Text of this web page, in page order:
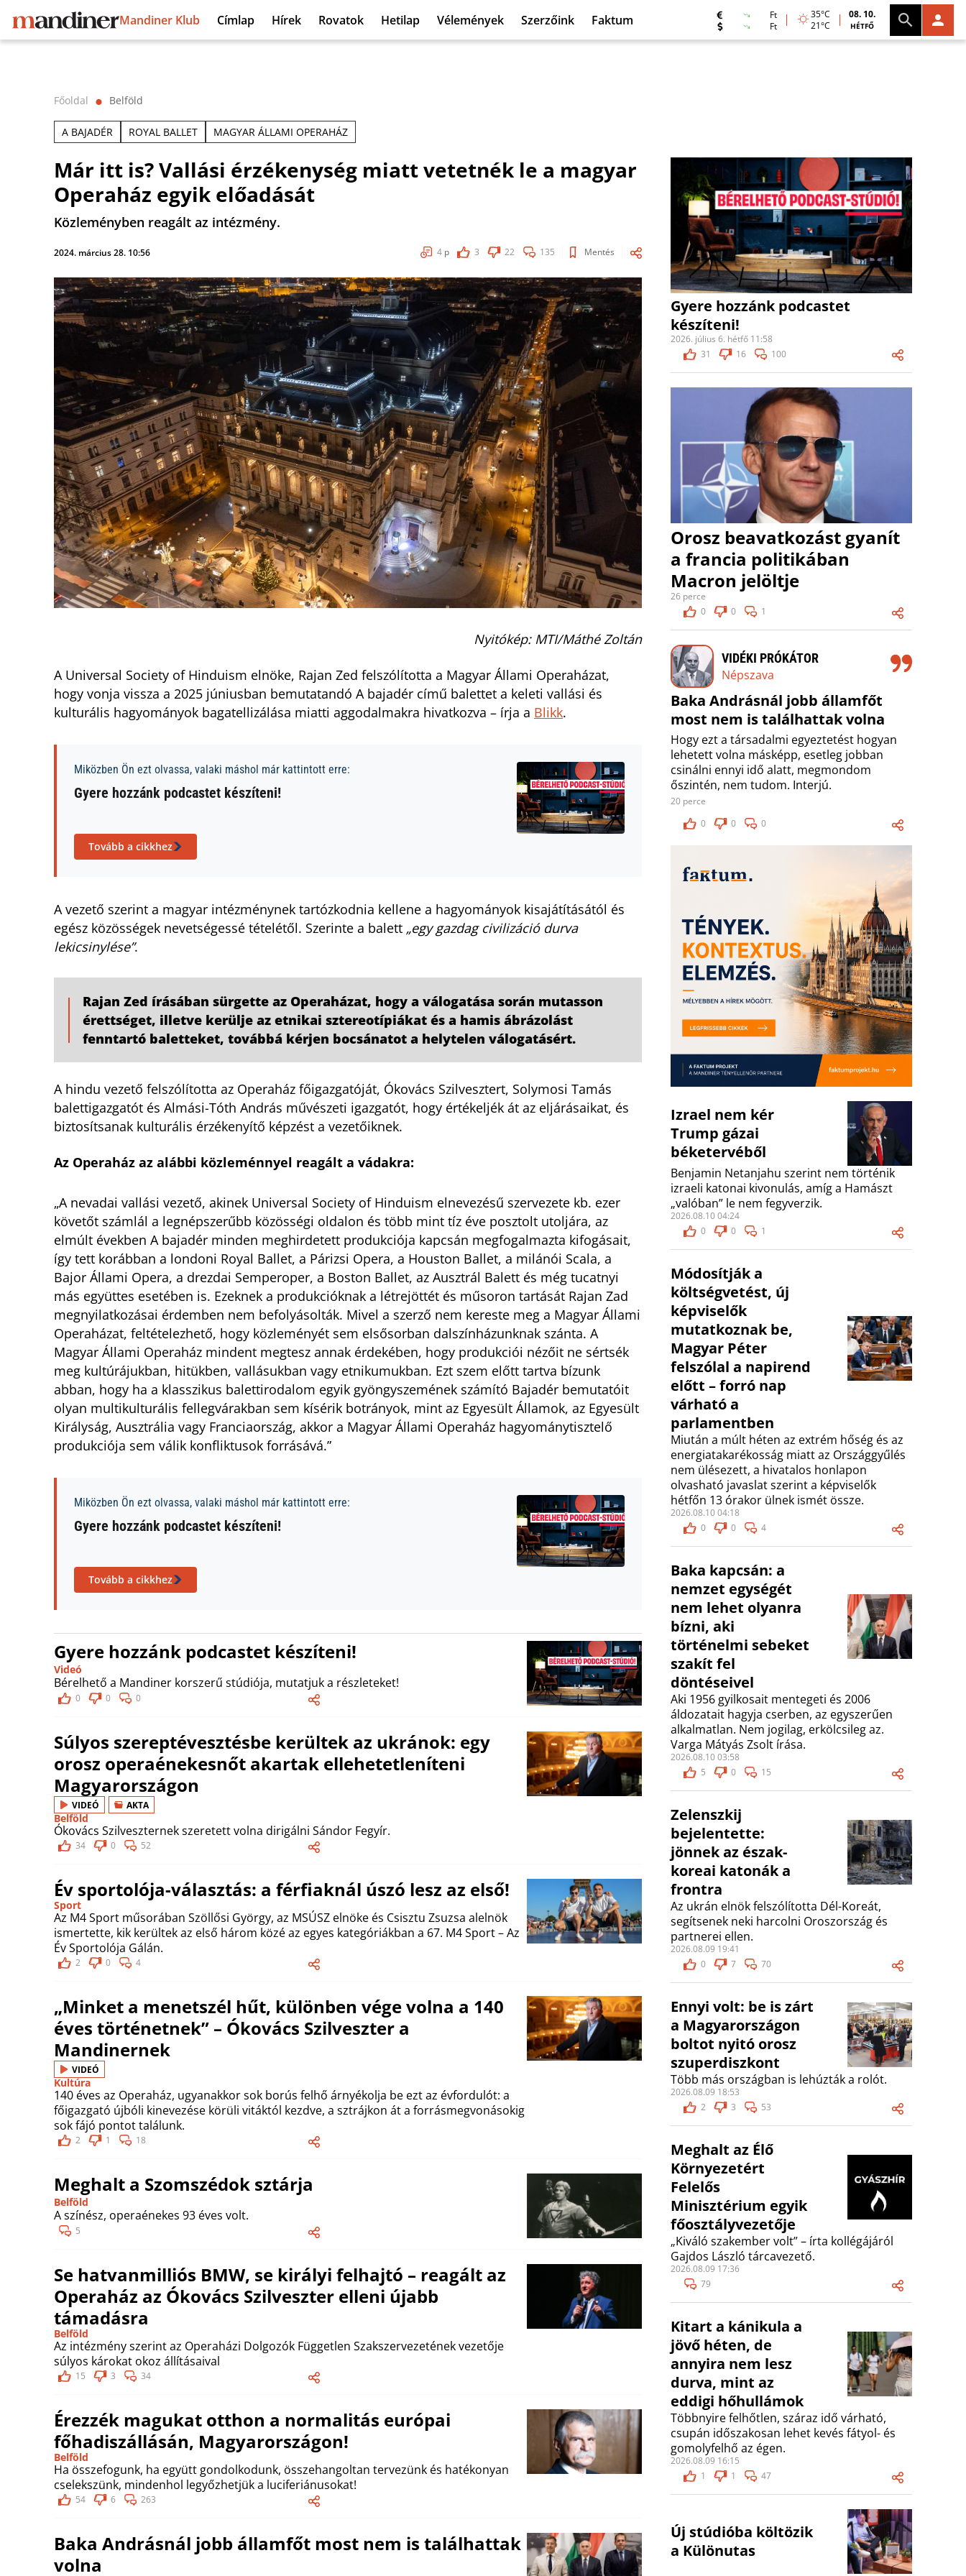
Mandiner Klub Címlap Hírek Rovatok Hetilap Vélemények Szerzőink Faktum
Ft
Ft
35°C
21°C
08. 10.
HÉTFŐ
Főoldal ⬤ Belföld
A BAJADÉR ROYAL BALLET MAGYAR ÁLLAMI OPERAHÁZ
Már itt is? Vallási érzékenység miatt vetetnék le a magyar
Operaház egyik előadását
Közleményben reagált az intézmény.
2024. március 28. 10:56 4 p 3 22 135 Mentés
Nyitókép: MTI/Máthé Zoltán
A Universal Society of Hinduism elnöke, Rajan Zed felszólította a Magyar Állami Operaházat,
hogy vonja vissza a 2025 júniusban bemutatandó A bajadér című balettet a keleti vallási és
kulturális hagyományok bagatellizálása miatti aggodalmakra hivatkozva – írja a Blikk.
Miközben Ön ezt olvassa, valaki máshol már kattintott erre:
Gyere hozzánk podcastet készíteni!
Tovább a cikkhez
A vezető szerint a magyar intézménynek tartózkodnia kellene a hagyományok kisajátításától és
egész közösségek nevetségessé tételétől. Szerinte a balett „egy gazdag civilizáció durva
lekicsinylése”.
Rajan Zed írásában sürgette az Operaházat, hogy a válogatása során mutasson
érettséget, illetve kerülje az etnikai sztereotípiákat és a hamis ábrázolást
fenntartó baletteket, továbbá kérjen bocsánatot a helytelen válogatásért.
A hindu vezető felszólította az Operaház főigazgatóját, Ókovács Szilvesztert, Solymosi Tamás
balettigazgatót és Almási-Tóth András művészeti igazgatót, hogy értékeljék át az eljárásaikat, és
biztosítsanak kulturális érzékenyítő képzést a vezetőiknek.
Az Operaház az alábbi közleménnyel reagált a vádakra:
„A nevadai vallási vezető, akinek Universal Society of Hinduism elnevezésű szervezete kb. ezer
követőt számlál a legnépszerűbb közösségi oldalon és több mint tíz éve posztolt utoljára, az
elmúlt években A bajadér minden meghirdetett produkciója kapcsán megfogalmazta kifogásait,
így tett korábban a londoni Royal Ballet, a Párizsi Opera, a Houston Ballet, a milánói Scala, a
Bajor Állami Opera, a drezdai Semperoper, a Boston Ballet, az Ausztrál Balett és még tucatnyi
más együttes esetében is. Ezeknek a produkcióknak a létrejöttét és műsoron tartását Rajan Zad
megnyilatkozásai érdemben nem befolyásolták. Mivel a szerző nem kereste meg a Magyar Állami
Operaházat, feltételezhető, hogy közleményét sem elsősorban dalszínházunknak szánta. A
Magyar Állami Operaház mindent megtesz annak érdekében, hogy produkciói nézőit ne sértsék
meg kultúrájukban, hitükben, vallásukban vagy etnikumukban. Ezt szem előtt tartva bízunk
abban, hogy ha a klasszikus balettirodalom egyik gyöngyszemének számító Bajadér bemutatóit
olyan multikulturális fellegvárakban sem kísérik botrányok, mint az Egyesült Államok, az Egyesült
Királyság, Ausztrália vagy Franciaország, akkor a Magyar Állami Operaház hagyománytisztelő
produkciója sem válik konfliktusok forrásává.”
Miközben Ön ezt olvassa, valaki máshol már kattintott erre:
Gyere hozzánk podcastet készíteni!
Tovább a cikkhez
Gyere hozzánk podcastet készíteni!
Videó
Bérelhető a Mandiner korszerű stúdiója, mutatjuk a részleteket!
0 0 0
Súlyos szereptévesztésbe kerültek az ukránok: egy
orosz operaénekesnőt akartak ellehetetleníteni
Magyarországon
VIDEÓ AKTA
Belföld
Ókovács Szilveszternek szeretett volna dirigálni Sándor Fegyír.
34 0 52
Év sportolója-választás: a férfiaknál úszó lesz az első!
Sport
Az M4 Sport műsorában Szöllősi György, az MSÚSZ elnöke és Csisztu Zsuzsa alelnök
ismertette, kik kerültek az első három közé az egyes kategóriákban a 67. M4 Sport – Az
Év Sportolója Gálán.
2 0 4
„Minket a menetszél hűt, különben vége volna a 140
éves történetnek” – Ókovács Szilveszter a
Mandinernek
VIDEÓ
Kultúra
140 éves az Operaház, ugyanakkor sok borús felhő árnyékolja be ezt az évfordulót: a
főigazgató újbóli kinevezése körüli vitáktól kezdve, a sztrájkon át a forrásmegvonásokig
sok fájó pontot találunk.
2 1 18
Meghalt a Szomszédok sztárja
Belföld
A színész, operaénekes 93 éves volt.
5
Se hatvanmilliós BMW, se királyi felhajtó – reagált az
Operaház az Ókovács Szilveszter elleni újabb
támadásra
Belföld
Az intézmény szerint az Operaházi Dolgozók Független Szakszervezetének vezetője
súlyos károkat okoz állításaival
15 3 34
Érezzék magukat otthon a normalitás európai
főhadiszállásán, Magyarországon!
Belföld
Ha összefogunk, ha együtt gondolkodunk, összehangoltan tervezünk és hatékonyan
cselekszünk, mindenhol legyőzhetjük a luciferiánusokat!
54 6 263
Baka Andrásnál jobb államfőt most nem is találhattak
volna
Gyere hozzánk podcastet
készíteni!
2026. július 6. hétfő 11:58
31
16 100
Orosz beavatkozást gyanít
a francia politikában
Macron jelöltje
26 perce
0
0 1
VIDÉKI PRÓKÁTOR
Népszava
Baka Andrásnál jobb államfőt
most nem is találhattak volna
Hogy ezt a társadalmi egyeztetést hogyan
lehetett volna másképp, esetleg jobban
csinálni ennyi idő alatt, megmondom
őszintén, nem tudom. Interjú.
20 perce
0
0 0
Izrael nem kér
Trump gázai
béketervéből
Benjamin Netanjahu szerint nem történik
izraeli katonai kivonulás, amíg a Hamászt
„valóban” le nem fegyverzik.
2026.08.10 04:24
0
0 1
Módosítják a
költségvetést, új
képviselők
mutatkoznak be,
Magyar Péter
felszólal a napirend
előtt – forró nap
várható a
parlamentben
Miután a múlt héten az extrém hőség és az
energiatakarékosság miatt az Országgyűlés
nem ülésezett, a hivatalos honlapon
olvasható javaslat szerint a képviselők
hétfőn 13 órakor ülnek ismét össze.
2026.08.10 04:18
0
0 4
Baka kapcsán: a
nemzet egységét
nem lehet olyanra
bízni, aki
történelmi sebeket
szakít fel
döntéseivel
Aki 1956 gyilkosait mentegeti és 2006
áldozatait hagyja cserben, az egyszerűen
alkalmatlan. Nem jogilag, erkölcsileg az.
Varga Mátyás Zsolt írása.
2026.08.10 03:58
5
0 15
Zelenszkij
bejelentette:
jönnek az észak-
koreai katonák a
frontra
Az ukrán elnök felszólította Dél-Koreát,
segítsenek neki harcolni Oroszország és
partnerei ellen.
2026.08.09 19:41
0
7 70
Ennyi volt: be is zárt
a Magyarországon
boltot nyitó orosz
szuperdiszkont
Több más országban is lehúzták a rolót.
2026.08.09 18:53
2
3 53
Meghalt az Élő
Környezetért
Felelős
Minisztérium egyik
főosztályvezetője
„Kiváló szakember volt” – írta kollégájáról
Gajdos László tárcavezető.
2026.08.09 17:36
79
Kitart a kánikula a
jövő héten, de
annyira nem lesz
durva, mint az
eddigi hőhullámok
Többnyire felhőtlen, száraz idő várható,
csupán időszakosan lehet kevés fátyol- és
gomolyfelhő az égen.
2026.08.09 16:15
1
1 47
Új stúdióba költözik
a Különutas